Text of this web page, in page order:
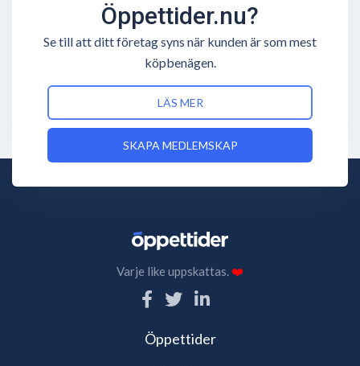
Öppettider.nu?
Se till att ditt företag syns när kunden är som mest
köpbenägen.
LÄS MER
SKAPA MEDLEMSKAP
Varje like uppskattas.❤️
Öppettider